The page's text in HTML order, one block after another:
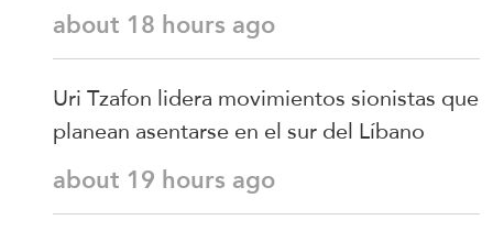
about 18 hours ago
Uri Tzafon lidera movimientos sionistas que
planean asentarse en el sur del Líbano
about 19 hours ago